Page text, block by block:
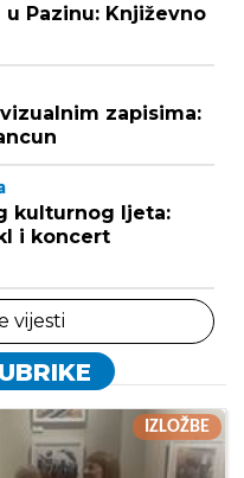
Pazinu: Književno
zapisima:
kulturnog ljeta:
i koncert
vijesti
IZLOŽBE